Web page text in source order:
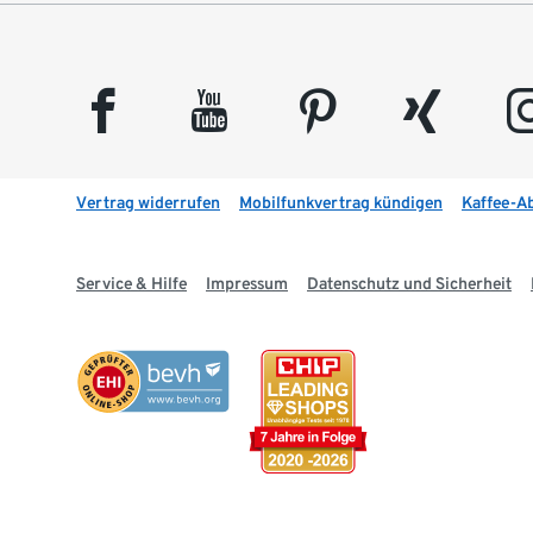
facebook youtube pinterest xing
Vertrag widerrufen Mobilfunkvertrag kündigen Kaffee-
Service & Hilfe Impressum Datenschutz und Sicherheit